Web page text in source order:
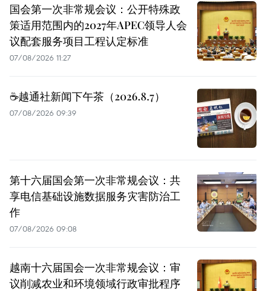
国会第一次非常规会议：公开特殊政
策适用范围内的2027年APEC领导人会
议配套服务项目工程认定标准
07/08/2026 11:27
☕️越通社新闻下午茶（2026.8.7）
07/08/2026 09:39
第十六届国会第一次非常规会议：共
享电信基础设施数据服务灾害防治工
作
07/08/2026 09:08
越南十六届国会一次非常规会议：审
议削减农业和环境领域行政审批程序